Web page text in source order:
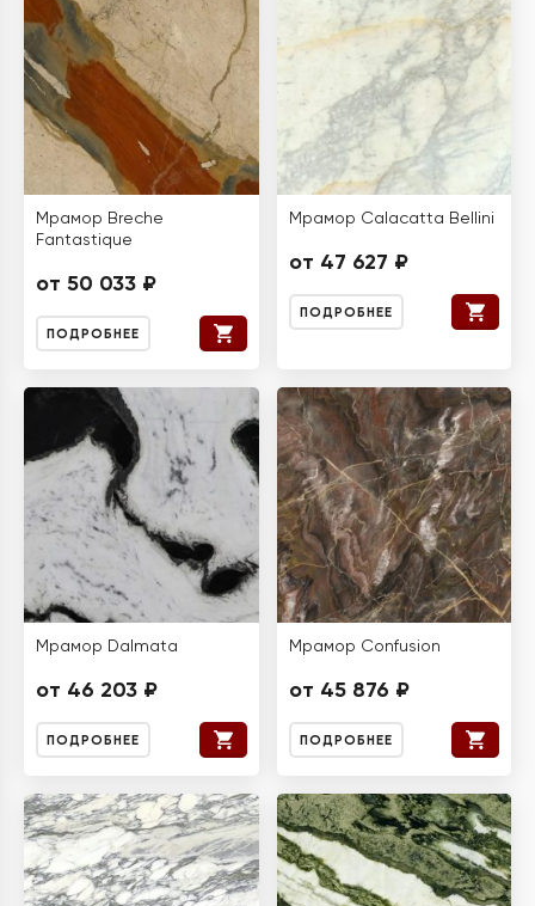
Мрамор Breche
Fantastique
от 50 033 ₽
ПОДРОБНЕЕ
Мрамор Calacatta Bellini
от 47 627 ₽
ПОДРОБНЕЕ
Мрамор Dalmata
от 46 203 ₽
ПОДРОБНЕЕ
Мрамор Confusion
от 45 876 ₽
ПОДРОБНЕЕ